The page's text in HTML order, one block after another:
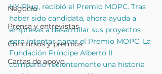
Negocio
Prensa y entrevistas
Concursos y premios
Cartas de apoyo
HY-Plug, recibió el Premio MOPC. Tras
haber sido candidata, ahora ayuda a
empresas a desarrollar sus proyectos
para intentar ganar el Premio MOPC. La
Fundación Príncipe Alberto II
compartió recientemente una historia